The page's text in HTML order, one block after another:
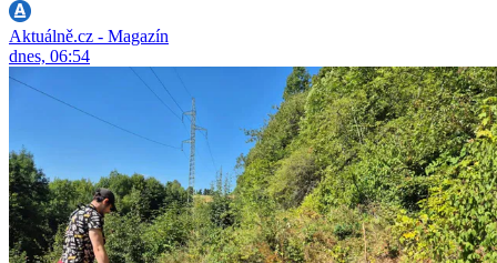
Aktuálně.cz - Magazín
dnes, 06:54